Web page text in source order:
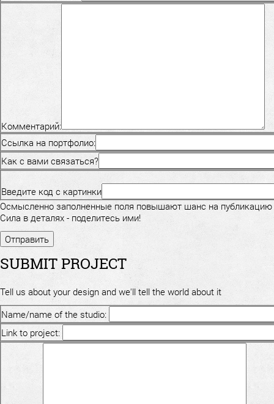
Комментарий:
Ссылка на портфолио:
Как с вами связаться?
Введите код с картинки
Осмысленно заполненные поля повышают шанс на публикацию
Сила в деталях - поделитесь ими!
SUBMIT PROJECT
Tell us about your design and we'll tell the world about it
Name/name of the studio:
Link to project: